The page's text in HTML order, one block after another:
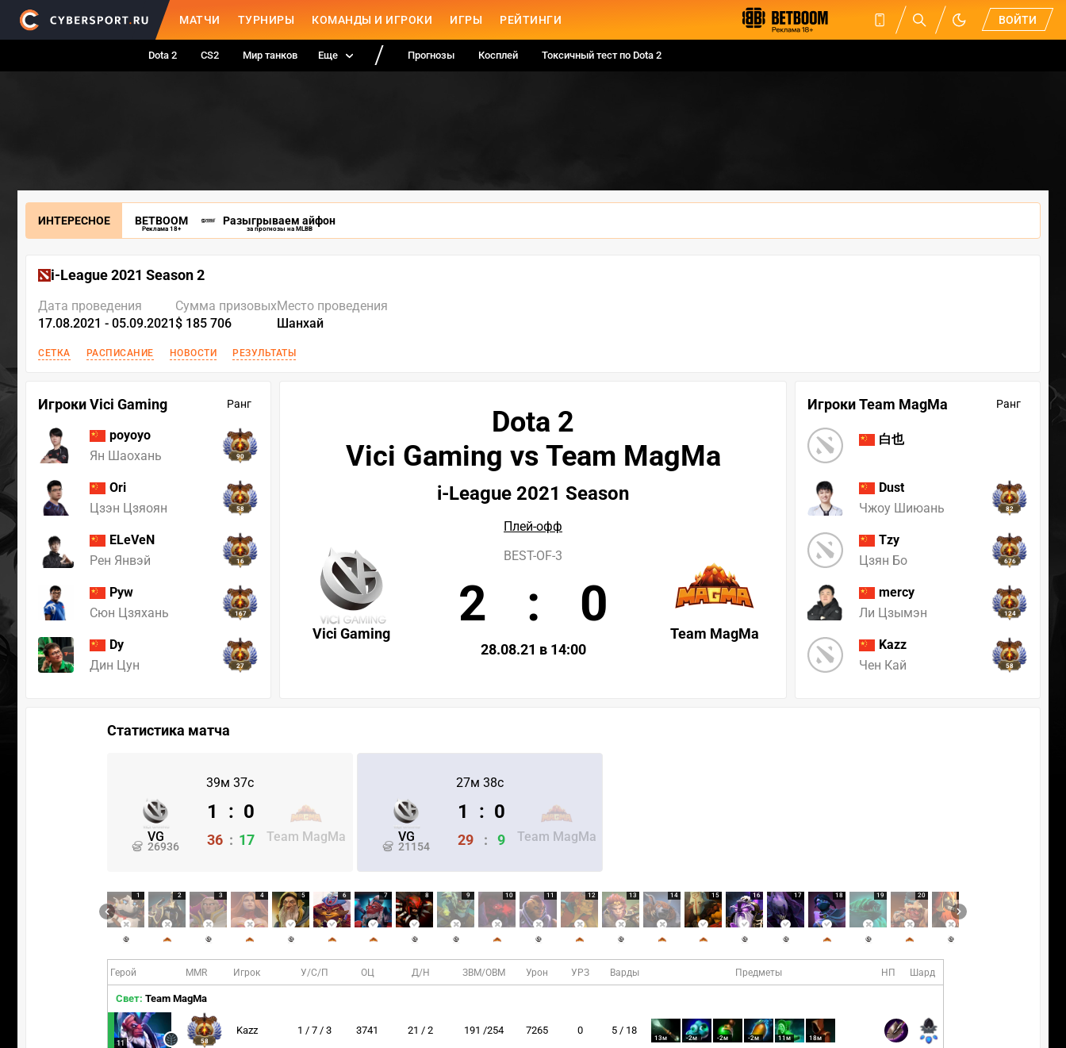
МАТЧИ ТУРНИРЫ КОМАНДЫ И ИГРОКИ ИГРЫ РЕЙТИНГИ ВОЙТИ
Dota 2 CS2 Мир танков Еще Прогнозы Косплей Токсичный тест по Dota 2
ИНТЕРЕСНОЕ BETBOOM
Реклама 18+
Разыгрываем айфон
за прогнозы на MLBB
i-League 2021 Season 2
Дата проведения
17.08.2021 - 05.09.2021
Сумма призовых
$ 185 706
Место проведения
Шанхай
СЕТКА РАСПИСАНИЕ НОВОСТИ РЕЗУЛЬТАТЫ
Игроки Vici Gaming Ранг
poyoyo
Ян Шаохань
90
Ori
Цзэн Цзяоян
58
ELeVeN
Рен Янвэй
16
Pyw
Сюн Цзяхань
167
Dy
Дин Цун
27
Игроки Team MagMa Ранг
白也
Dust
Чжоу Шиюань
82
Tzy
Цзян Бо
676
mercy
Ли Цзымэн
124
Kazz
Чен Кай
58
Dota 2
Vici Gaming vs Team MagMa
i-League 2021 Season
Плей-офф
Vici Gaming Team MagMa
BEST-OF-3
2 : 0
28.08.21 в 14:00
Статистика матча
39м 37с
VG
26936
Team MagMa
1 : 0
36 : 17
27м 38с
VG
21154
Team MagMa
1 : 0
29 : 9
1 2 3 4 5 6 7 8 9 10 11 12 13 14 15 16 17 18 19 20
Герой MMR Игрок У/С/П ОЦ Д/Н ЗВМ/ОВМ Урон УРЗ Варды Предметы НП Шард
Свет: Team MagMa
11 58
Kazz 1 / 7 / 3 3741 21 / 2 191 /254 7265 0 5 / 18
13м -2м -2м -2м 11м 18м